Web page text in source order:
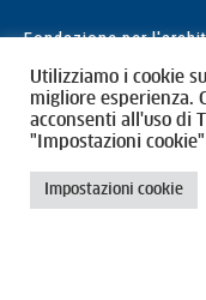
Fondazione per
Designed by
Cookie Policy
Privacy Policy
Utilizziamo i cookie
migliore esperienza.
acconsenti all'uso di
"Impostazioni
Impostazioni cookie